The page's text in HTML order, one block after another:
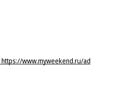
https://www.myweekend.ru/ad